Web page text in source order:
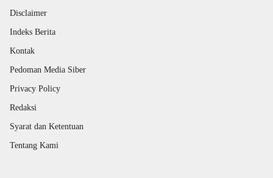
Disclaimer
Indeks Berita
Kontak
Pedoman Media Siber
Privacy Policy
Redaksi
Syarat dan Ketentuan
Tentang Kami